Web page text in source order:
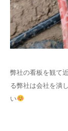
弊社の看板を観て
る弊社は会社を潰
い